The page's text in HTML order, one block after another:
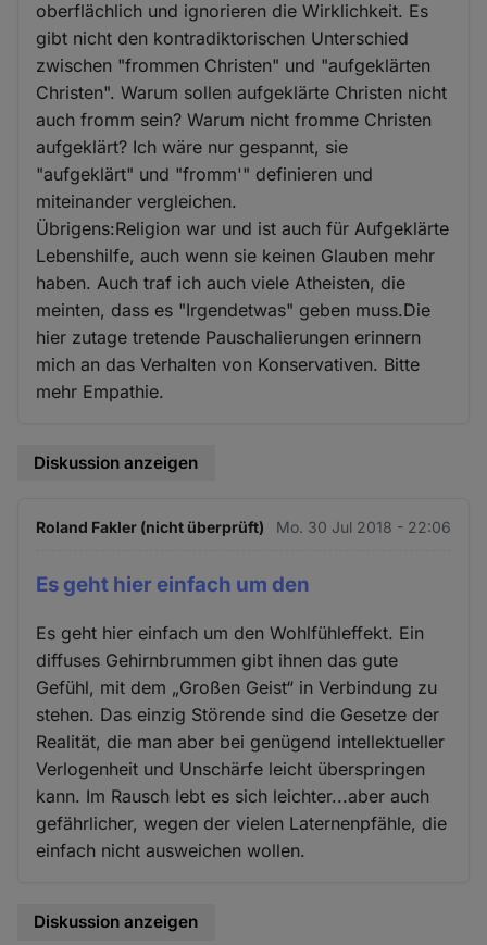
oberflächlich und ignorieren die Wirklichkeit. Es
gibt nicht den kontradiktorischen Unterschied
zwischen "frommen Christen" und "aufgeklärten
Christen". Warum sollen aufgeklärte Christen nicht
auch fromm sein? Warum nicht fromme Christen
aufgeklärt? Ich wäre nur gespannt, sie
"aufgeklärt" und "fromm'" definieren und
miteinander vergleichen.
Übrigens:Religion war und ist auch für Aufgeklärte
Lebenshilfe, auch wenn sie keinen Glauben mehr
haben. Auch traf ich auch viele Atheisten, die
meinten, dass es "Irgendetwas" geben muss.Die
hier zutage tretende Pauschalierungen erinnern
mich an das Verhalten von Konservativen. Bitte
mehr Empathie.
Diskussion anzeigen
Roland Fakler (nicht überprüft) Mo. 30 Jul 2018 - 22:06
Es geht hier einfach um den
Es geht hier einfach um den Wohlfühleffekt. Ein
diffuses Gehirnbrummen gibt ihnen das gute
Gefühl, mit dem „Großen Geist“ in Verbindung zu
stehen. Das einzig Störende sind die Gesetze der
Realität, die man aber bei genügend intellektueller
Verlogenheit und Unschärfe leicht überspringen
kann. Im Rausch lebt es sich leichter...aber auch
gefährlicher, wegen der vielen Laternenpfähle, die
einfach nicht ausweichen wollen.
Diskussion anzeigen